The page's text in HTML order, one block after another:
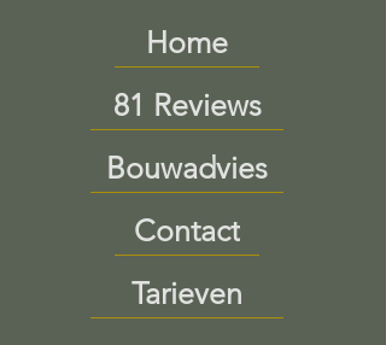
Home
81 Reviews
Bouwadvies
Contact
Tarieven